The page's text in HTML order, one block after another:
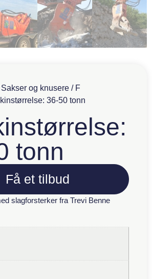
Sakser og knusere / F
36-50 tonn
tonn
Få et tilbud
slagforsterker fra Trevi Benne